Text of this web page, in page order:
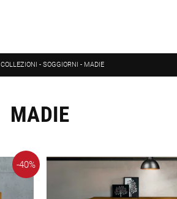
COLLEZIONI - SOGGIORNI - MADIE
MADIE
-40%